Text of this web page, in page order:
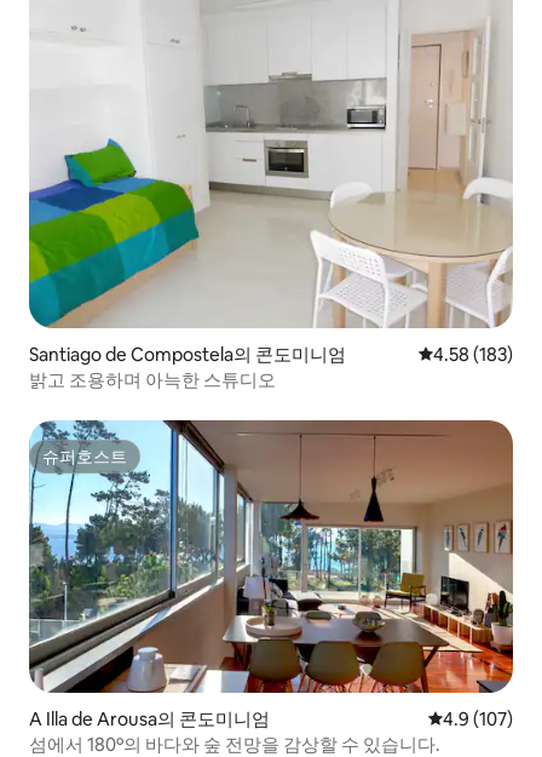
Santiago de Compostela의 콘도미니엄 평점 4.58점(5
4.58 (183)
밝고 조용하며 아늑한 스튜디오
슈퍼호스트
슈퍼호스트
A Illa de Arousa의 콘도미니엄 평점 4.9점(5
4.9 (107)
섬에서 180º의 바다와 숲 전망을 감상할 수 있습니다.